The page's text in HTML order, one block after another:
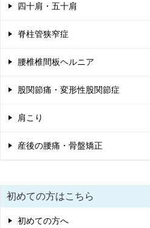
四十肩・五十肩
脊柱管狭窄症
腰椎椎間板ヘルニア
股関節痛・変形性股関節症
肩こり
産後の腰痛・骨盤矯正
初めての方はこちら
初めての方へ